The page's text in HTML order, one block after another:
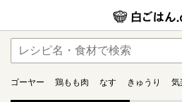
ゴーヤー 鶏もも肉 なす きゅうり 気